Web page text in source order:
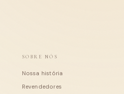
SOBRE NÓS
Nossa história
Revendedores